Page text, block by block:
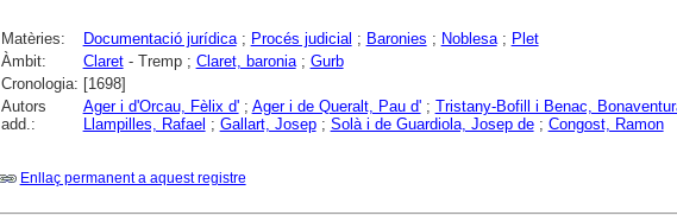
Matèries: Documentació jurídica; Procés judicial ; Baronies ; Noblesa; Plet
Àmbit:
Claret- Tremp ; Claret, baronia; Gurb
Cronologia: [1698]
Autors
add.:
Ager i d'Orcau, Fèlix d'; Ager i de Queralt, Pau d'; Tristany-Bofill i Benac,
Llampilles, Rafael ; Gallart, Josep; Solà i de Guardiola, Josep de; Congost, Ramon
Enllaç permanent a aquest registre